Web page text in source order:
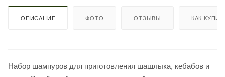
ОПИСАНИЕ ФОТО ОТЗЫВЫ КАК
Набор шампуров для приготовления шашлыка, кебабов и